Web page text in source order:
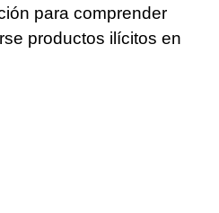
para comprender
productos ilícitos en